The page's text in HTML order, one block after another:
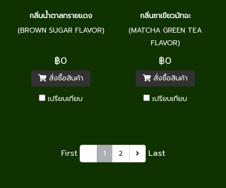
กลิ่นน้ำตาลทรายแดง
(BROWN SUGAR FLAVOR)
฿0
สั่งซื้อสินค้า
เปรียบเทียบ
กลิ่นชาเขียวมัทฉะ
(MATCHA GREEN TEA
FLAVOR)
฿0
สั่งซื้อสินค้า
เปรียบเทียบ
First 1 2 Last